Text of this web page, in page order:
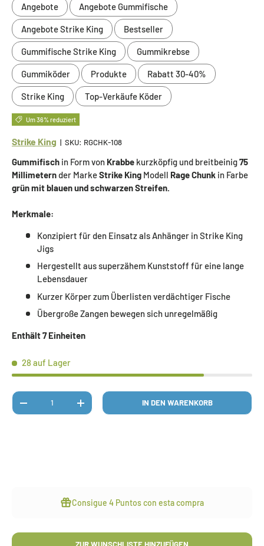
Angebote Angebote Gummifische
Angebote Strike King Bestseller
Gummifische Strike King Gummikrebse
Gummiköder Produkte Rabatt 30-40%
Strike King Top-Verkäufe Köder
Um 36% reduziert
Strike King | SKU: RGCHK-108
Gummifisch in Form von Krabbe kurzköpfig und breitbeinig75
Millimeternder MarkeStrike King Modell Rage Chunk in Farbe
grün mit blauen und schwarzen Streifen.
Merkmale:
Konzipiert für den Einsatz als Anhänger in Strike King
Jigs
Hergestellt aus superzähem Kunststoff für eine lange
Lebensdauer
Kurzer Körper zum Überlisten verdächtiger Fische
Übergroße Zangen bewegen sich unregelmäßig
Enthält 7 Einheiten
28 auf Lager
Anzahl
MENGE VERRINGERNMENGE ERHÖHEN IN DEN WARENKORB
Consigue 4 Puntoscon esta compra